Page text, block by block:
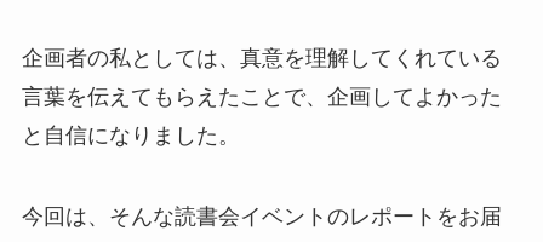
企画者の私としては、真意を理解してくれている
言葉を伝えてもらえたことで、企画してよかった
と自信になりました。
今回は、そんな読書会イベントのレポートをお届